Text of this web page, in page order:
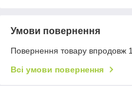
Умови повернення
Повернення товару впродовж
Всі умови повернення